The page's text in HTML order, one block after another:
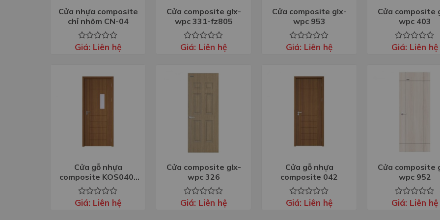
Cửa nhựa composite
chỉ nhôm CN-04
Được
5
Giá: Liên hệ
Cửa composite glx-
wpc 331-fz805
Được
Giá: Liên hệ
Cửa composite glx-
wpc 953
Được
Giá: Liên hệ
Cửa composite
wpc 403
Được
Giá: Liên hệ
Cửa gỗ nhựa
composite KOS040-
MG18M
Được
Giá: Liên hệ
Cửa composite glx-
wpc 326
Được
Giá: Liên hệ
Cửa gỗ nhựa
composite 042
Được
Giá: Liên hệ
Cửa composite
wpc 952
Được
Giá: Liên hệ